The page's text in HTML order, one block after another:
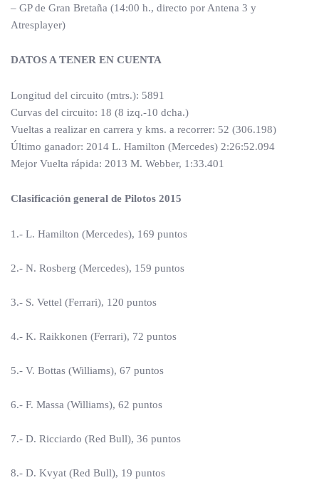
– GP de Gran Bretaña (14:00 h., directo por Antena 3 y
Atresplayer)
DATOS A TENER EN CUENTA
Longitud del circuito (mtrs.): 5891
Curvas del circuito: 18 (8 izq.-10 dcha.)
Vueltas a realizar en carrera y kms. a recorrer: 52 (306.198)
Último ganador: 2014 L. Hamilton (Mercedes) 2:26:52.094
Mejor Vuelta rápida: 2013 M. Webber, 1:33.401
Clasificación general de Pilotos 2015
1.- L. Hamilton (Mercedes), 169 puntos
2.- N. Rosberg (Mercedes), 159 puntos
3.- S. Vettel (Ferrari), 120 puntos
4.- K. Raikkonen (Ferrari), 72 puntos
5.- V. Bottas (Williams), 67 puntos
6.- F. Massa (Williams), 62 puntos
7.- D. Ricciardo (Red Bull), 36 puntos
8.- D. Kvyat (Red Bull), 19 puntos